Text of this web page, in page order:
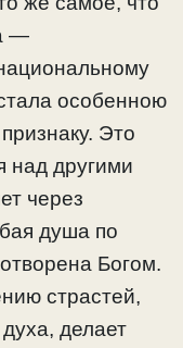
—
особенною
Это
над другими
через
душа по
Богом.
страстей,
делает